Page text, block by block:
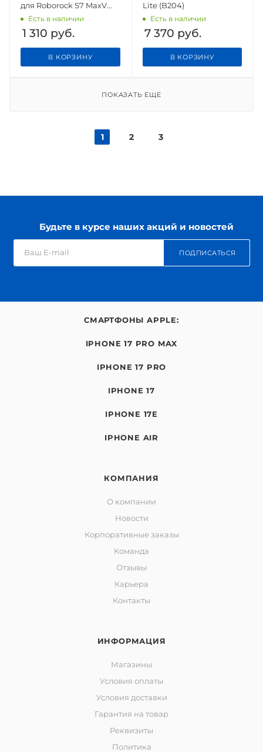
для Roborock S7 MaxV
Ultra/Q7+/Q7 Max+(6 шт.)
(SDCD03RR)
Есть в наличии
1 310 руб.
В КОРЗИНУ
Lite (B204)
Есть в наличии
7 370 руб.
В КОРЗИНУ
ПОКАЗАТЬ ЕЩЕ
1 2 3
Будьте в курсе наших акций и новостей
ПОДПИСАТЬСЯ
СМАРТФОНЫ APPLE:
IPHONE 17 PRO MAX
IPHONE 17 PRO
IPHONE 17
IPHONE 17E
IPHONE AIR
КОМПАНИЯ
О компании
Новости
Корпоративные заказы
Команда
Отзывы
Карьера
Контакты
ИНФОРМАЦИЯ
Магазины
Условия оплаты
Условия доставки
Гарантия на товар
Реквизиты
Политика